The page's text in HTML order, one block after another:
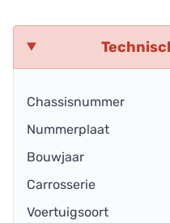
Chassisnummer
Nummerplaat
Bouwjaar
Carrosserie
Voertuigsoort